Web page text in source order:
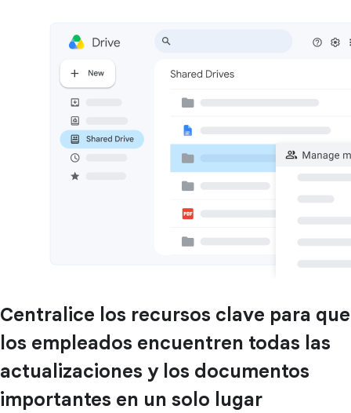
Centralice los recursos clave para que
los empleados encuentren todas las
actualizaciones y los documentos
importantes en un solo lugar